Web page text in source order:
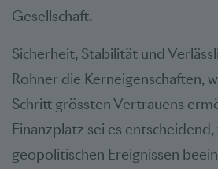
Gesellschaft.
Sicherheit, Stabilität und
Rohner die Kerneigenschaften,
Schritt grössten Vertrauens
Finanzplatz sei es
geopolitischen Ereignissen